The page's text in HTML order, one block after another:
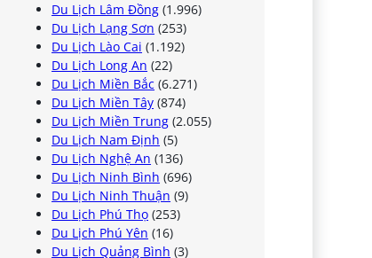
Du Lịch Lâm Đồng (1.996)
Du Lịch Lạng Sơn (253)
Du Lịch Lào Cai (1.192)
Du Lịch Long An (22)
Du Lịch Miền Bắc (6.271)
Du Lịch Miền Tây (874)
Du Lịch Miền Trung (2.055)
Du Lịch Nam Định (5)
Du Lịch Nghệ An (136)
Du Lịch Ninh Bình (696)
Du Lịch Ninh Thuận (9)
Du Lịch Phú Thọ (253)
Du Lịch Phú Yên (16)
Du Lịch Quảng Bình (3)